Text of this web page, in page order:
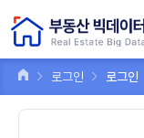
로그인 로그인